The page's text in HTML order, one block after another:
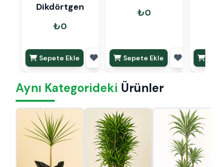
Dikdörtgen
₺0
Sepete Ekle
₺0
Sepete Ekle
Aynı Kategorideki Ürünler